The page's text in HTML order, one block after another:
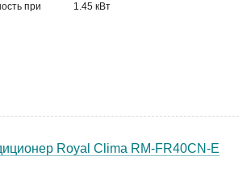
при
1.45 кВт
Royal Clima RM-FR40CN-E